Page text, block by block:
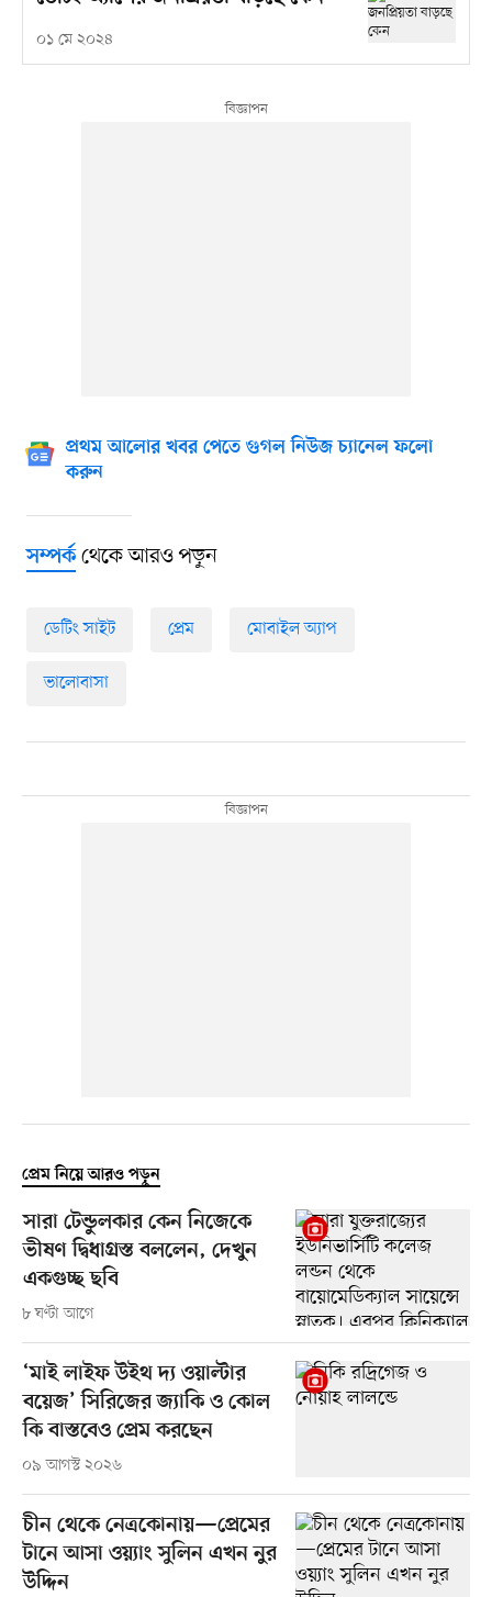
০১ মে ২০২৪
প্রথম আলোর খবর পেতে গুগল নিউজ চ্যানেল ফলো
করুন
সম্পর্কথেকে আরও পড়ুন
ডেটিং সাইট প্রেম মোবাইল অ্যাপ
ভালোবাসা
প্রেম নিয়ে আরও পড়ুন
সারা টেন্ডুলকার কেন নিজেকে
ভীষণ দ্বিধাগ্রস্ত বললেন, দেখুন
একগুচ্ছ ছবি
৮ ঘণ্টা আগে
‘মাই লাইফ উইথ দ্য ওয়াল্টার
বয়েজ’ সিরিজের জ্যাকি ও কোল
কি বাস্তবেও প্রেম করছেন
০৯ আগস্ট ২০২৬
চীন থেকে নেত্রকোনায়—প্রেমের
টানে আসা ওয়্যাং সুলিন এখন নুর
উদ্দিন